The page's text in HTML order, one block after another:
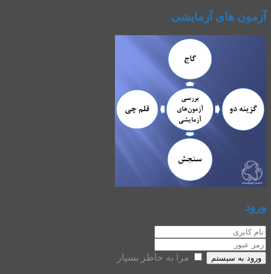
آزمون های آزمایشی
ورود
ورود به سیستم مرا به خاطر بسپار